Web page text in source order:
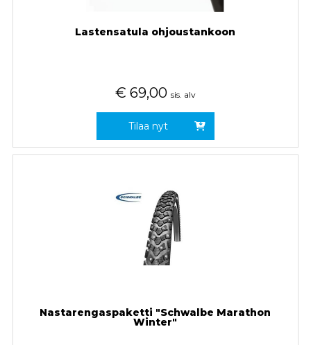
Lastensatula ohjoustankoon
€ 69,00 sis. alv
Tilaa nyt
Nastarengaspaketti "Schwalbe Marathon
Winter"